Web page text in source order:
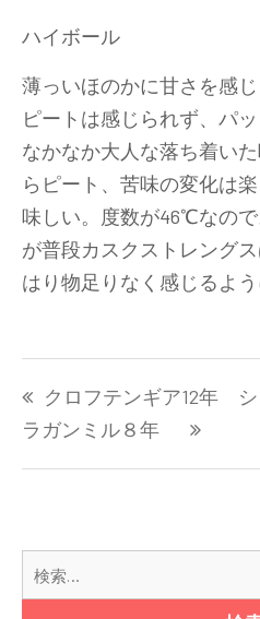
ハイボール
薄っいほのかに甘さを感
ピートは感じられず、パッ
なかなか大人な落ち着い
らピート、苦味の変化は
味しい。度数が46℃なの
が普段カスクストレング
はり物足りなく感じるよう
稿
ナ
ョ
ン
クロフテンギア12年 シ
ラガンミル８年